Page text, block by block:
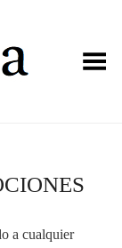
Toggle Menu
a cualquier